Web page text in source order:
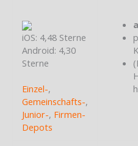
iOS: 4,48 Sterne
Android: 4,30
Sterne
Einzel-,
Gemeinschafts-,
Junior-, Firmen-
Depots